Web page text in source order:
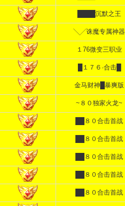
████沉默之王
╲╱诛魔专属神器
１76微变三职业
█１７６·合击█
金马财神█暴爽版
~８０独家火龙~
██８０合击首战
██８０合击首战
██８０合击首战
██８０合击首战
██８０合击首战